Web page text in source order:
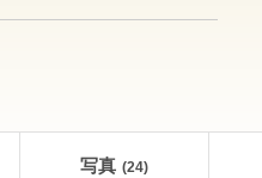
写真 (24)